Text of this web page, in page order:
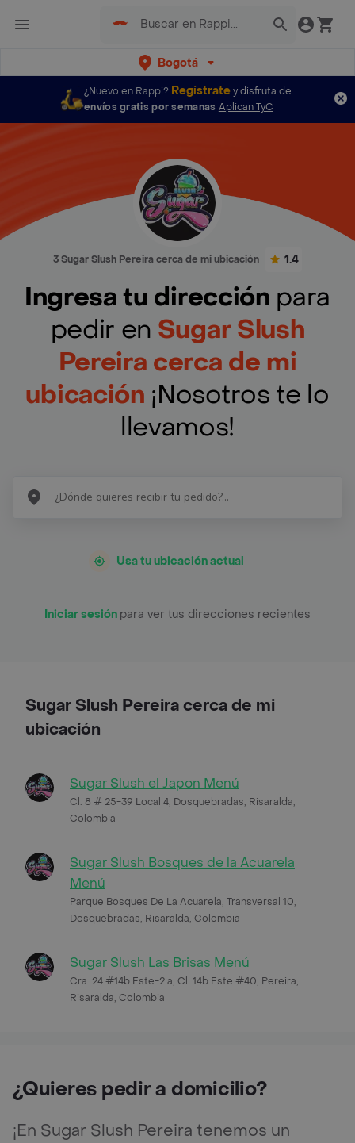
Bogotá
¿Nuevo en Rappi? Regístratey disfruta de
envíos gratis por semanas Aplican TyC
3 Sugar Slush Pereira cerca de mi ubicación 1.4
Ingresa tu dirección para
pedir en Sugar Slush
Pereira cerca de mi
ubicación ¡Nosotros te lo
llevamos!
Usa tu ubicación actual
Iniciar sesión para ver tus direcciones recientes
Sugar Slush Pereira cerca de mi
ubicación
Sugar Slush el Japon Menú
Cl. 8 # 25-39 Local 4, Dosquebradas, Risaralda,
Colombia
Sugar Slush Bosques de la Acuarela
Menú
Parque Bosques De La Acuarela, Transversal 10,
Dosquebradas, Risaralda, Colombia
Sugar Slush Las Brisas Menú
Cra. 24 #14b Este-2 a, Cl. 14b Este #40, Pereira,
Risaralda, Colombia
¿Quieres pedir a domicilio?
¡En Sugar Slush Pereira tenemos un